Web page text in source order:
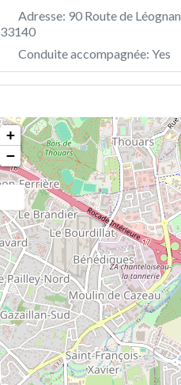
Adresse: 90 Route de Léognan
33140
Conduite accompagnée: Yes
+
−